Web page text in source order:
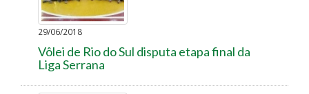
29/06/2018
Vôlei de Rio do Sul disputa etapa final da
Liga Serrana